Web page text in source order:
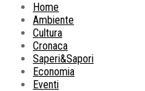
Home
Ambiente
Cultura
Cronaca
Saperi&Sapori
Economia
Eventi